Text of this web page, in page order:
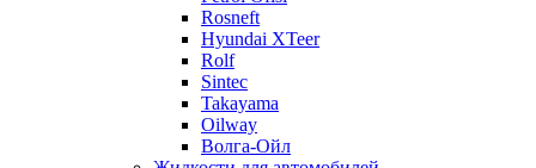
Rosneft
Hyundai XTeer
Rolf
Sintec
Takayama
Oilway
Волга-Ойл